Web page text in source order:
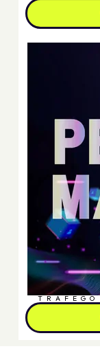
TRÁFEGO